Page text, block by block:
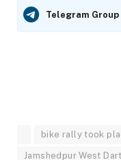
Telegram Group
bike rally took
Jamshedpur West